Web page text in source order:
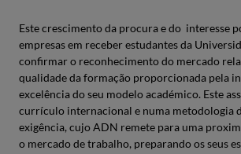
Este crescimento da procura e do interesse
empresas em receber estudantes da
confirmar o reconhecimento do mercado
qualidade da formação proporcionada pela
excelência do seu modelo académico. Este
currículo internacional e numa metodologia
exigência, cujo ADN remete para uma
o mercado de trabalho, preparando os seus